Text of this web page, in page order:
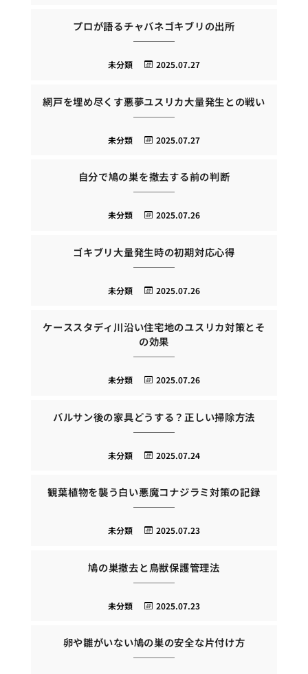
プロが語るチャバネゴキブリの出所
2025.07.27
未分類
網戸を埋め尽くす悪夢ユスリカ大量発生との戦い
2025.07.27
未分類
自分で鳩の巣を撤去する前の判断
2025.07.26
未分類
ゴキブリ大量発生時の初期対応心得
2025.07.26
未分類
ケーススタディ川沿い住宅地のユスリカ対策とそ
の効果
2025.07.26
未分類
バルサン後の家具どうする？正しい掃除方法
2025.07.24
未分類
観葉植物を襲う白い悪魔コナジラミ対策の記録
2025.07.23
未分類
鳩の巣撤去と鳥獣保護管理法
2025.07.23
未分類
卵や雛がいない鳩の巣の安全な片付け方